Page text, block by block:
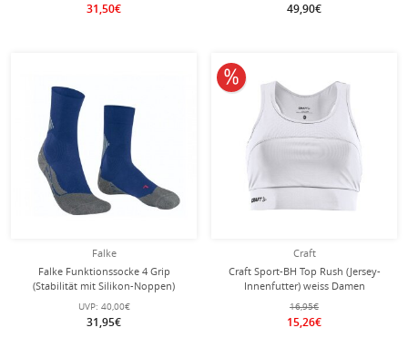
31,50€ 49,90€
Falke
Falke Funktionssocke 4 Grip
(Stabilität mit Silikon-Noppen)
blau/grau Herren - 1 Paar
UVP: 40,00€
31,95€
Craft
Craft Sport-BH Top Rush (Jersey-
Innenfutter) weiss Damen
16,95€
15,26€
10% reduziert